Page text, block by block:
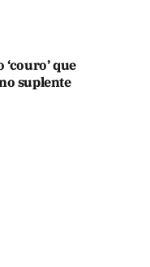
que
suplente